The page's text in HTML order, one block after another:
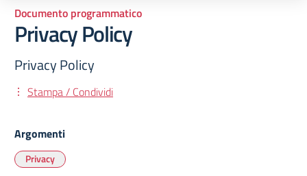
Documento programmatico
Privacy Policy
Privacy Policy
Stampa / Condividi
Argomenti
Privacy